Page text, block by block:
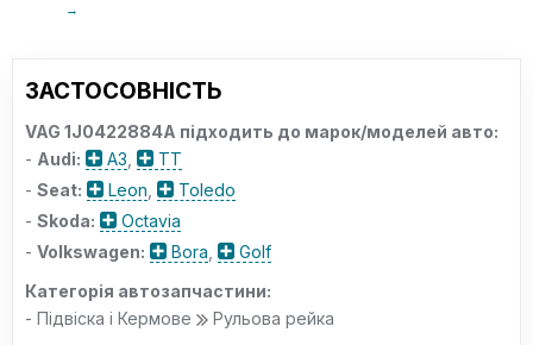
→
ЗАСТОСОВНІСТЬ
VAG 1J0422884A підходить до марок/моделей авто:
- Audi: A3
TT
- Seat: Leon
Toledo
- Skoda:
Octavia
- Volkswagen: Bora
Golf
Категорія автозапчастини:
- Підвіска і Кермове
Рульова рейка